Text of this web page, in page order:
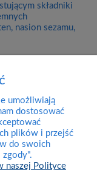
składniki
nasion sezamu,
umożliwiają
dostosować
plików i przejść
do swoich
naszej Polityce